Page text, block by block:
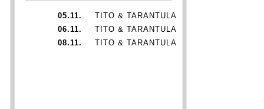
05.11.
TITO & TARANTULA
06.11.
TITO & TARANTULA
08.11.
TITO & TARANTULA